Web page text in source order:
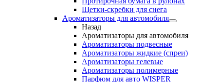
Щетки-скребки для снега
Ароматизаторы для автомобиля
Назад
Ароматизаторы для автомобиля
Ароматизаторы подвесные
Ароматизаторы жидкие (спреи)
Ароматизаторы гелевые
Ароматизаторы полимерные
Парфюм для авто WISPER